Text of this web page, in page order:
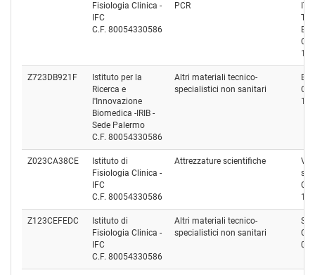
Fisiologia Clinica -
IFC
C.F. 80054330586
PCR
Z723DB921F
Istituto per la
Ricerca e
l'Innovazione
Biomedica -IRIB -
Sede Palermo
C.F. 80054330586
Altri materiali tecnico-
specialistici non sanitari
Z023CA38CE
Istituto di
Fisiologia Clinica -
IFC
C.F. 80054330586
Attrezzature scientifiche
s.r.l.
Z123CEFEDC
Istituto di
Fisiologia Clinica -
IFC
C.F. 80054330586
Altri materiali tecnico-
specialistici non sanitari